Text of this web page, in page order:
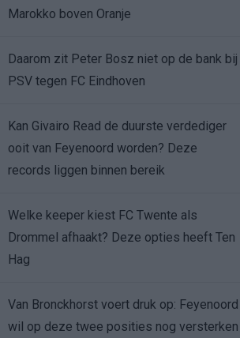
Marokko boven Oranje
Daarom zit Peter Bosz niet op de bank bij
PSV tegen FC Eindhoven
Kan Givairo Read de duurste verdediger
ooit van Feyenoord worden? Deze
records liggen binnen bereik
Welke keeper kiest FC Twente als
Drommel afhaakt? Deze opties heeft Ten
Hag
Van Bronckhorst voert druk op: Feyenoord
wil op deze twee posities nog versterken